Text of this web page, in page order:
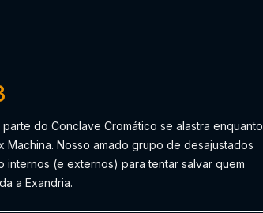
do Conclave Cromático se alastra enquanto
Machina. Nosso amado grupo de desajustados
internos (e externos) para tentar salvar quem
a Exandria.